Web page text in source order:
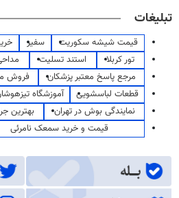
تبلیغات
قیمت شیشه سکوریت سفیر
تور کربلا
استند تسلیت
مرجع پاسخ معتبر پزشکان
فروش
قطعات لباسشویی
آموزشگاه
نمایندگی بوش در تهران
بهترین
قیمت و خرید سمعک نامرئی